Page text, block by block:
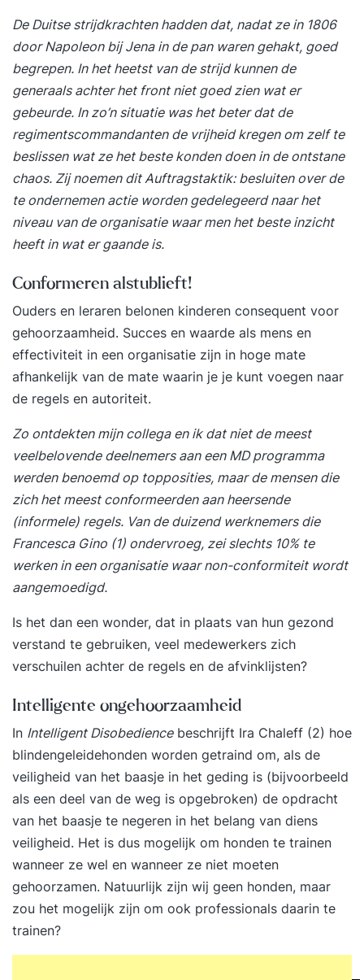
De Duitse strijdkrachten hadden dat, nadat ze in 1806
door Napoleon bij Jena in de pan waren gehakt, goed
begrepen. In het heetst van de strijd kunnen de
generaals achter het front niet goed zien wat er
gebeurde. In zo’n situatie was het beter dat de
regimentscommandanten de vrijheid kregen om zelf te
beslissen wat ze het beste konden doen in de ontstane
chaos. Zij noemen dit Auftragstaktik: besluiten over de
te ondernemen actie worden gedelegeerd naar het
niveau van de organisatie waar men het beste inzicht
heeft in wat er gaande is.
Conformeren alstublieft!
Ouders en leraren belonen kinderen consequent voor
gehoorzaamheid. Succes en waarde als mens en
effectiviteit in een organisatie zijn in hoge mate
afhankelijk van de mate waarin je je kunt voegen naar
de regels en autoriteit.
Zo ontdekten mijn collega en ik dat niet de meest
veelbelovende deelnemers aan een MD programma
werden benoemd op topposities, maar de mensen die
zich het meest conformeerden aan heersende
(informele) regels. Van de duizend werknemers die
Francesca Gino (1) ondervroeg, zei slechts 10% te
werken in een organisatie waar non-conformiteit wordt
aangemoedigd.
Is het dan een wonder, dat in plaats van hun gezond
verstand te gebruiken, veel medewerkers zich
verschuilen achter de regels en de afvinklijsten?
Intelligente ongehoorzaamheid
In Intelligent Disobediencebeschrijft Ira Chaleff (2) hoe
blindengeleidehonden worden getraind om, als de
veiligheid van het baasje in het geding is (bijvoorbeeld
als een deel van de weg is opgebroken) de opdracht
van het baasje te negeren in het belang van diens
veiligheid. Het is dus mogelijk om honden te trainen
wanneer ze wel en wanneer ze niet moeten
gehoorzamen. Natuurlijk zijn wij geen honden, maar
zou het mogelijk zijn om ook professionals daarin te
trainen?